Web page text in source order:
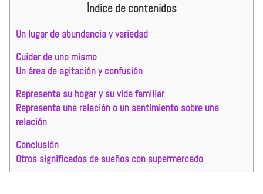
Índice de contenidos
Un lugar de abundancia y variedad
Cuidar de uno mismo
Un área de agitación y confusión
Representa su hogar y su vida familiar
Representa una relación o un sentimiento sobre una
relación
Conclusión
Otros significados de sueños con supermercado